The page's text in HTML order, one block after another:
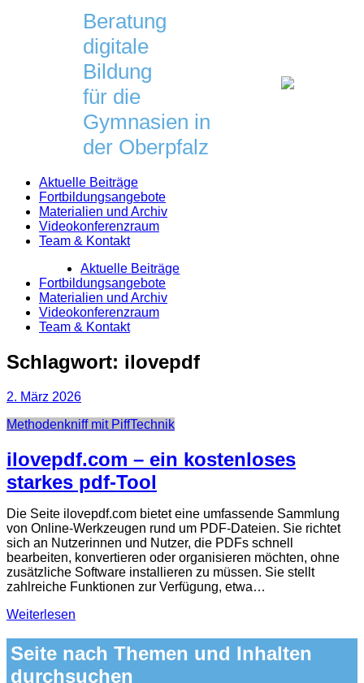
Beratung
digitale
Bildung
für die
Gymnasien in
der Oberpfalz
Aktuelle Beiträge
Fortbildungsangebote
Materialien und Archiv
Videokonferenzraum
Team & Kontakt
Aktuelle Beiträge
Fortbildungsangebote
Materialien und Archiv
Videokonferenzraum
Team & Kontakt
Schlagwort: ilovepdf
2. März 2026
Categories
Methodenkniff mit PiffTechnik
ilovepdf.com – ein kostenloses
starkes pdf-Tool
Die Seite ilovepdf.com bietet eine umfassende Sammlung
von Online‑Werkzeugen rund um PDF‑Dateien. Sie richtet
sich an Nutzerinnen und Nutzer, die PDFs schnell
bearbeiten, konvertieren oder organisieren möchten, ohne
zusätzliche Software installieren zu müssen. Sie stellt
zahlreiche Funktionen zur Verfügung, etwa…
Weiterlesen
Seite nach Themen und Inhalten
durchsuchen